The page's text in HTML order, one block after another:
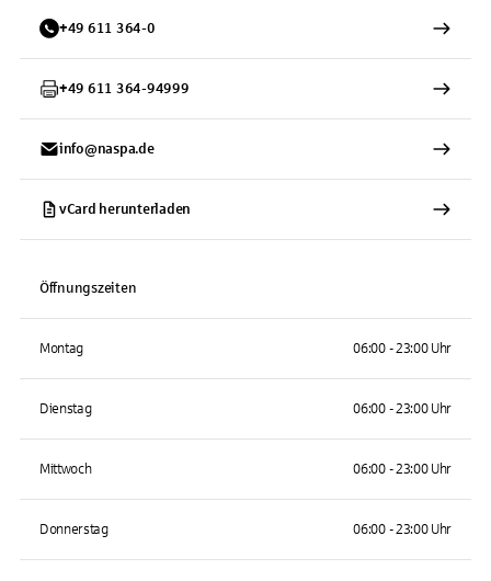
+49 611 364-0
+49 611 364-94999
info@naspa.de
vCard herunterladen
Öffnungszeiten
Montag 06:00 - 23:00 Uhr
Dienstag 06:00 - 23:00 Uhr
Mittwoch 06:00 - 23:00 Uhr
Donnerstag 06:00 - 23:00 Uhr